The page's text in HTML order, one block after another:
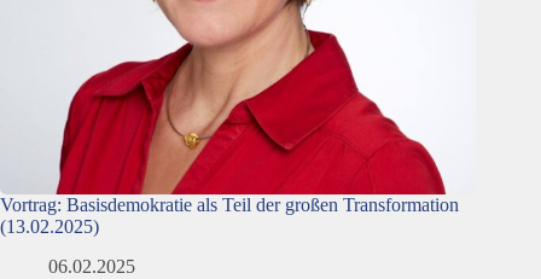
Vortrag: Basisdemokratie als Teil der großen Transformation
(13.02.2025)
06.02.2025